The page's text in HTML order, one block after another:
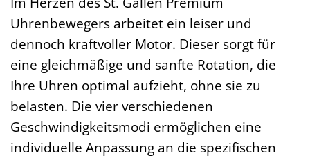
Uhrenbewegers arbeitet ein leiser und
dennoch kraftvoller Motor. Dieser sorgt für
eine gleichmäßige und sanfte Rotation, die
Ihre Uhren optimal aufzieht, ohne sie zu
belasten. Die vier verschiedenen
Geschwindigkeitsmodi ermöglichen eine
individuelle Anpassung an die spezifischen